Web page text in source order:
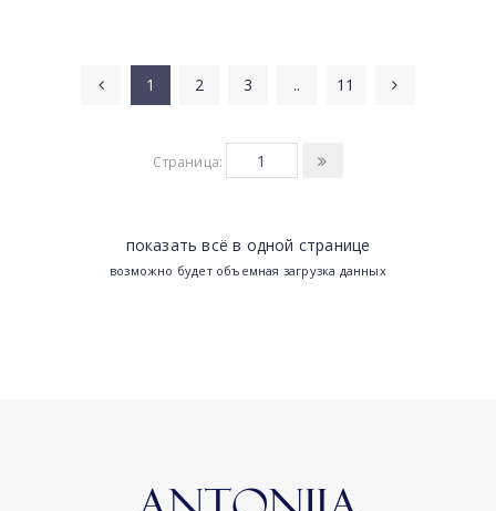
1 2 3 .. 11
Страница:
показать всё в одной странице
возможно будет объемная загрузка данных